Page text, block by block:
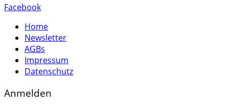
Facebook
Home
Newsletter
AGBs
Impressum
Datenschutz
Anmelden